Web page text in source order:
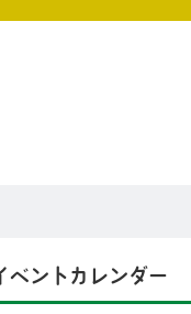
ベントカレンダー